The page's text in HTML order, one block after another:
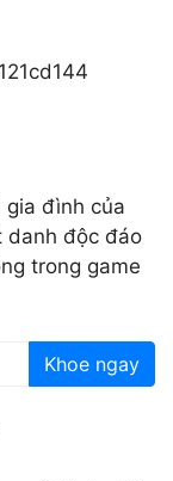
gia đình của
danh độc đáo
trong game
Khoe ngay